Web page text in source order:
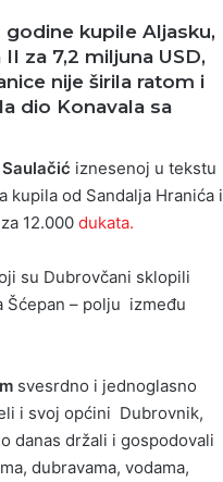
godine kupile Aljasku,
za 7,2 miljuna USD,
nije širila ratom i
dio Konavala sa
iznesenoj u tekstu
kupila od Sandalja Hranića i
12.000 dukata.
su Dubrovčani sklopili
Šćepan – polju između
svesrdno i jednoglasno
i svoj općini Dubrovnik,
danas držali i gospodovali
dubravama, vodama,